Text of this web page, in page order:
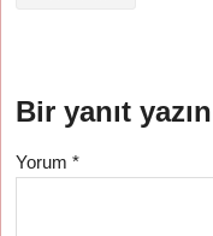
Bir yanıt yazın
Yorum*